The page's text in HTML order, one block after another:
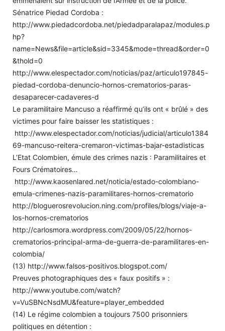
Sénatrice Piedad Cordoba :
http://www.piedadcordoba.net/piedadparalapaz/modules.p
hp?
name=News&file=article&sid=3345&mode=thread&order=0
&thold=0
http://www.elespectador.com/noticias/paz/articulo197845-
piedad-cordoba-denuncio-hornos-crematorios-paras-
desaparecer-cadaveres-d
Le paramilitaire Mancuso a réaffirmé qu’ils ont « brûlé » des
victimes pour faire baisser les statistiques :
http://www.elespectador.com/noticias/judicial/articulo1384
69-mancuso-reitera-cremaron-victimas-bajar-estadisticas
L’Etat Colombien, émule des crimes nazis : Paramilitaires et
Fours Crématoires…
http://www.kaosenlared.net/noticia/estado-colombiano-
emula-crimenes-nazis-paramilitares-hornos-crematorio
http://bloguerosrevolucion.ning.com/profiles/blogs/viaje-a-
los-hornos-crematorios
http://carlosmora.wordpress.com/2009/05/22/hornos-
crematorios-principal-arma-de-guerra-de-paramilitares-en-
colombia/
(13) http://www.falsos-positivos.blogspot.com/
Preuves photographiques des « faux positifs » :
http://www.youtube.com/watch?
v=VuSBNcNsdMU&feature=player_embedded
(14) Le régime colombien a toujours 7500 prisonniers
politiques en détention :